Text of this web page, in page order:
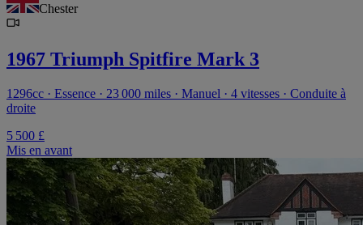
Chester
1967 Triumph Spitfire Mark 3
1296cc · Essence · 23 000 miles · Manuel · 4 vitesses · Conduite à
droite
5 500 £
Mis en avant